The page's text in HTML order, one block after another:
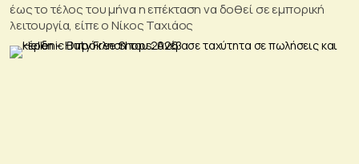
έως το τέλος του μήνα η επέκταση να δοθεί σε εμπορική
λειτουργία, είπε ο Νίκος Ταχιάος